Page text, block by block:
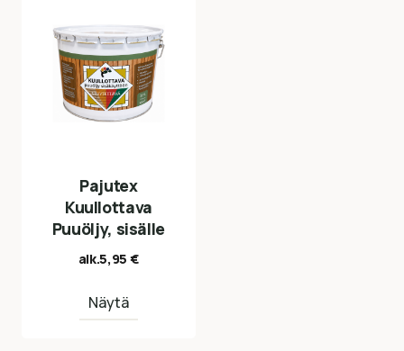
Pajutex
Kuullottava
Puuöljy, sisälle
alk.5,95 €
Näytä